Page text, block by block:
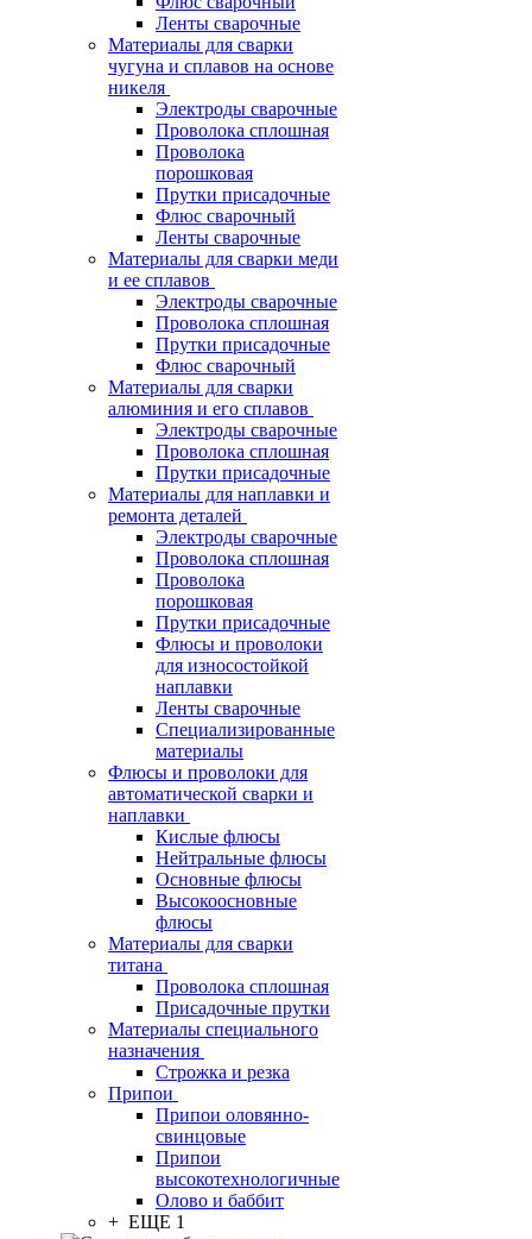
Ленты сварочные
Материалы для сварки
чугуна и сплавов на основе
никеля
Электроды сварочные
Проволока сплошная
Проволока
порошковая
Прутки присадочные
Флюс сварочный
Ленты сварочные
Материалы для сварки меди
и ее сплавов
Электроды сварочные
Проволока сплошная
Прутки присадочные
Флюс сварочный
Материалы для сварки
алюминия и его сплавов
Электроды сварочные
Проволока сплошная
Прутки присадочные
Материалы для наплавки и
ремонта деталей
Электроды сварочные
Проволока сплошная
Проволока
порошковая
Прутки присадочные
Флюсы и проволоки
для износостойкой
наплавки
Ленты сварочные
Специализированные
материалы
Флюсы и проволоки для
автоматической сварки и
наплавки
Кислые флюсы
Нейтральные флюсы
Основные флюсы
Высокоосновные
флюсы
Материалы для сварки
титана
Проволока сплошная
Присадочные прутки
Материалы специального
назначения
Строжка и резка
Припои
Припои оловянно-
свинцовые
Припои
высокотехнологичные
Олово и баббит
+ ЕЩЕ 1